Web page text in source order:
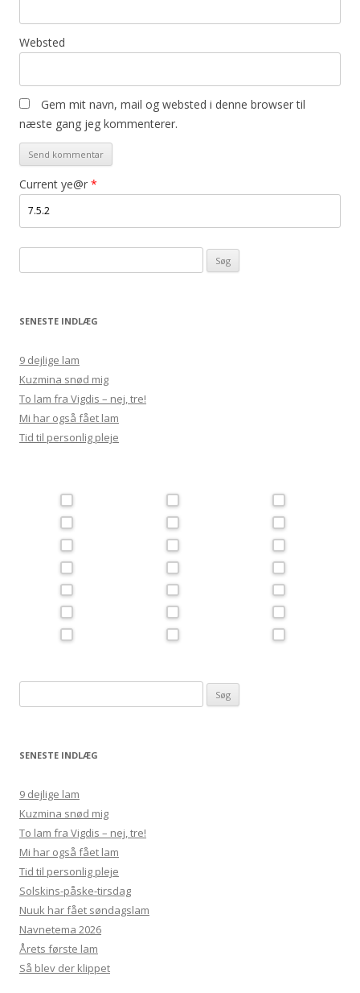
Websted
Gem mit navn, mail og websted i denne browser til
næste gang jeg kommenterer.
Current ye@r *
efter:
SENESTE INDLÆG
9 dejlige lam
Kuzmina snød mig
To lam fra Vigdis – nej, tre!
Mi har også fået lam
Tid til personlig pleje
efter:
SENESTE INDLÆG
9 dejlige lam
Kuzmina snød mig
To lam fra Vigdis – nej, tre!
Mi har også fået lam
Tid til personlig pleje
Solskins-påske-tirsdag
Nuuk har fået søndagslam
Navnetema 2026
Årets første lam
Så blev der klippet